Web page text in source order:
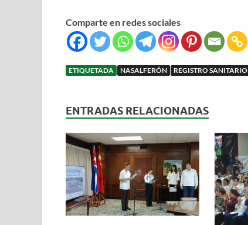
Comparte en redes sociales
ETIQUETADA NASALFERÓN REGISTRO SANITARIO
ENTRADAS RELACIONADAS